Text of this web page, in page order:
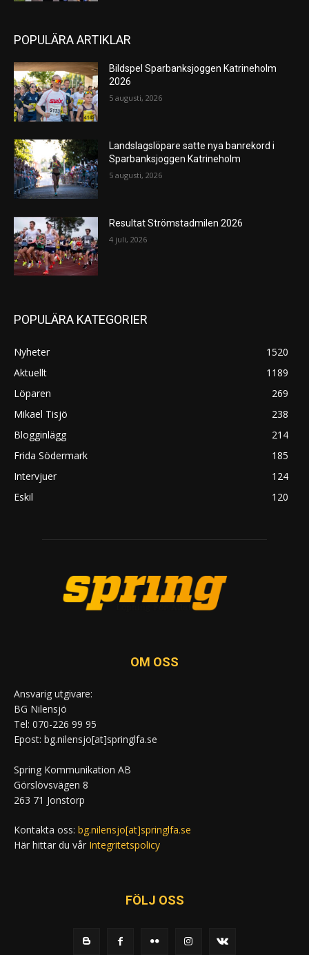
POPULÄRA ARTIKLAR
Bildspel Sparbanksjoggen Katrineholm
2026
5 augusti, 2026
Landslagslöpare satte nya banrekord i
Sparbanksjoggen Katrineholm
5 augusti, 2026
Resultat Strömstadmilen 2026
4 juli, 2026
POPULÄRA KATEGORIER
Nyheter
1520
Aktuellt
1189
Löparen
269
Mikael Tisjö
238
Blogginlägg
214
Frida Södermark
185
Intervjuer
124
Eskil
120
OM OSS
Ansvarig utgivare:
BG Nilensjö
Tel: 070-226 99 95
Epost: bg.nilensjo[at]springlfa.se
Spring Kommunikation AB
Görslövsvägen 8
263 71 Jonstorp
Kontakta oss: bg.nilensjo[at]springlfa.se
Här hittar du vår Integritetspolicy
FÖLJ OSS